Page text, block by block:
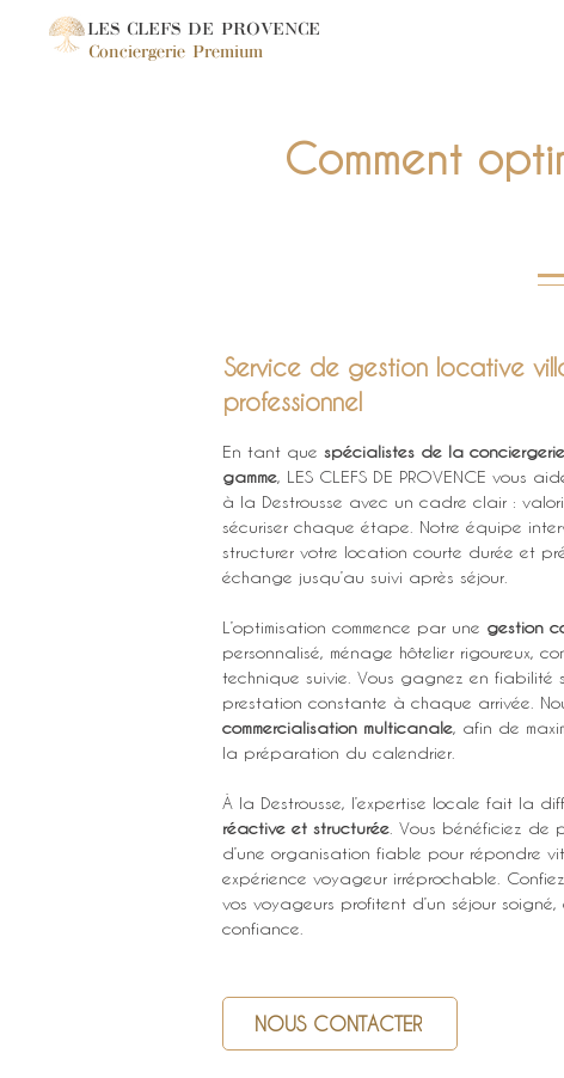
LES CLEFS DE PROVENCE
Conciergerie Premium
Comment
Service de gestion locative
professionnel
En tant que spécialistes de la
gamme, LES CLEFS DE PROVENCE vous
à la Destrousse avec un cadre clair :
sécuriser chaque étape. Notre équipe
structurer votre location courte durée et
échange jusqu’au suivi après séjour.
L’optimisation commence par une gestion
personnalisé, ménage hôtelier rigoureux,
technique suivie. Vous gagnez en
prestation constante à chaque arrivée.
commercialisation multicanale, afin de
la préparation du calendrier.
À la Destrousse, l’expertise locale fait la
réactive et structurée . Vous bénéficiez de
d’une organisation fiable pour répondre
expérience voyageur irréprochable.
vos voyageurs profitent d’un séjour
confiance.
NOUS CONTACTER